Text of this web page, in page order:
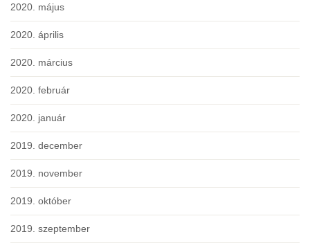
2020. május
2020. április
2020. március
2020. február
2020. január
2019. december
2019. november
2019. október
2019. szeptember